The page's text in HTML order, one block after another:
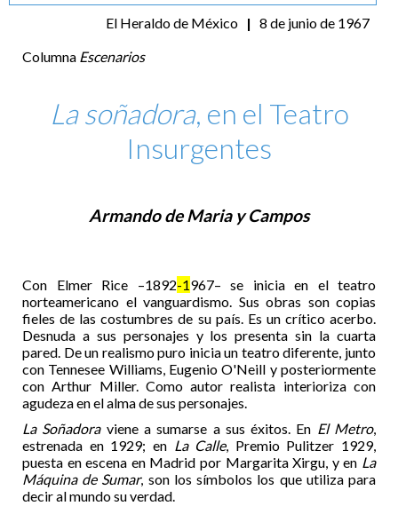
El Heraldo de México | 8 de junio de 1967
Columna Escenarios
La soñadora, en el Teatro
Insurgentes
Armando de Maria y Campos
Con Elmer Rice –1892-1967– se inicia en el teatro
norteamericano el vanguardismo. Sus obras son copias
fieles de las costumbres de su país. Es un crítico acerbo.
Desnuda a sus personajes y los presenta sin la cuarta
pared. De un realismo puro inicia un teatro diferente, junto
con Tennesee Williams, Eugenio O'Neill y posteriormente
con Arthur Miller. Como autor realista interioriza con
agudeza en el alma de sus personajes.
La Soñadoraviene a sumarse a sus éxitos. En El Metro,
estrenada en 1929; en La Calle, Premio Pulitzer 1929,
puesta en escena en Madrid por Margarita Xirgu, y en La
Máquina de Sumar, son los símbolos los que utiliza para
decir al mundo su verdad.